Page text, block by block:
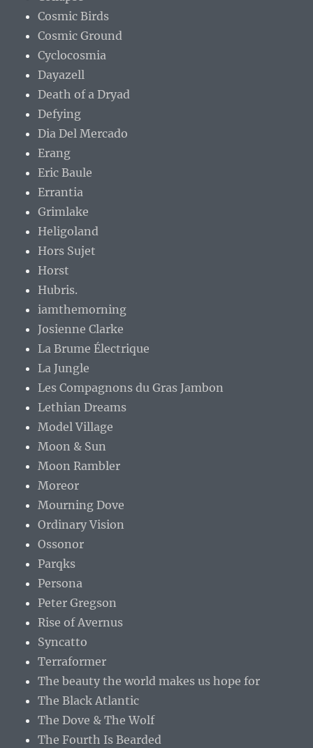
Cosmic Birds
Cosmic Ground
Cyclocosmia
Dayazell
Death of a Dryad
Defying
Dia Del Mercado
Erang
Eric Baule
Errantia
Grimlake
Heligoland
Hors Sujet
Horst
Hubris.
iamthemorning
Josienne Clarke
La Brume Électrique
La Jungle
Les Compagnons du Gras Jambon
Lethian Dreams
Model Village
Moon & Sun
Moon Rambler
Moreor
Mourning Dove
Ordinary Vision
Ossonor
Parqks
Persona
Peter Gregson
Rise of Avernus
Syncatto
Terraformer
The beauty the world makes us hope for
The Black Atlantic
The Dove & The Wolf
The Fourth Is Bearded